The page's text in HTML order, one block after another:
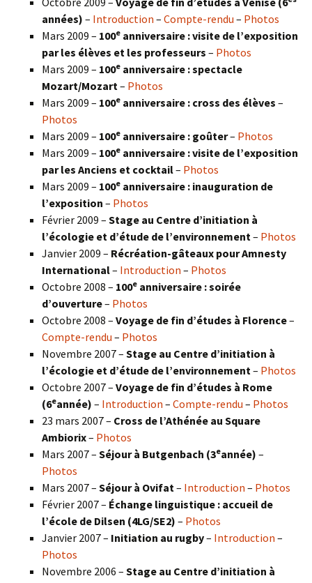
années) – Introduction – Compte-rendu – Photos
Mars 2009 – 100e anniversaire : visite de l’exposition
par les élèves et les professeurs – Photos
Mars 2009 – 100e anniversaire : spectacle
Mozart/Mozart– Photos
Mars 2009 – 100e anniversaire : cross des élèves –
Photos
Mars 2009 – 100e anniversaire : goûter– Photos
Mars 2009 – 100e anniversaire : visite de l’exposition
par les Anciens et cocktail– Photos
Mars 2009 – 100e anniversaire : inauguration de
l’exposition – Photos
Février 2009 – Stage au Centre d’initiation à
l’écologie et d’étude de l’environnement– Photos
Janvier 2009 – Récréation-gâteaux pour Amnesty
International– Introduction – Photos
Octobre 2008 – 100e anniversaire : soirée
d’ouverture– Photos
Octobre 2008 – Voyage de fin d’études à Florence–
Compte-rendu – Photos
Novembre 2007 – Stage au Centre d’initiation à
l’écologie et d’étude de l’environnement– Photos
Octobre 2007 – Voyage de fin d’études à Rome
(6eannée) – Introduction – Compte-rendu – Photos
23 mars 2007 – Cross de l’Athénée au Square
Ambiorix– Photos
Mars 2007 – Séjour à Butgenbach (3eannée) –
Photos
Mars 2007 – Séjour à Ovifat– Introduction – Photos
Février 2007 – Échange linguistique : accueil de
l’école de Dilsen (4LG/SE2) – Photos
Janvier 2007 – Initiation au rugby– Introduction –
Photos
Novembre 2006 – Stage au Centre d’initiation à